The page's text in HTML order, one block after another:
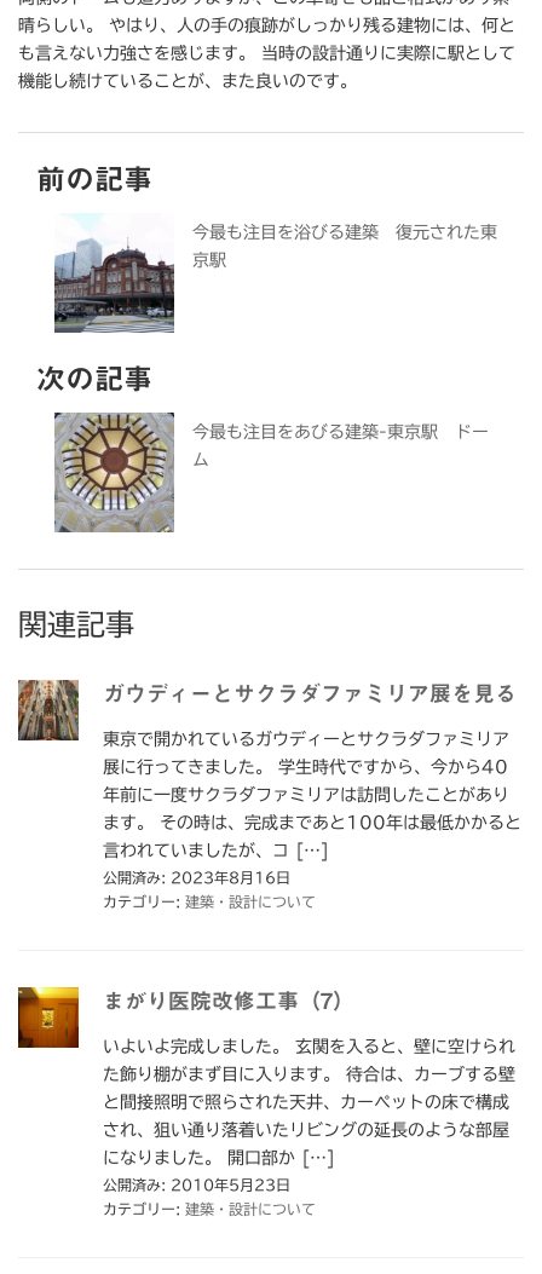
晴らしい。 やはり、人の手の痕跡がしっかり残る建物には、何と
も言えない力強さを感じます。 当時の設計通りに実際に駅として
機能し続けていることが、また良いのです。
前の記事
今最も注目を浴びる建築 復元された東
京駅
次の記事
今最も注目をあびる建築-東京駅 ドー
ム
関連記事
ガウディーとサクラダファミリア展を見る
東京で開かれているガウディーとサクラダファミリア
展に行ってきました。 学生時代ですから、今から40
年前に一度サクラダファミリアは訪問したことがあり
ます。 その時は、完成まであと100年は最低かかると
言われていましたが、コ […]
公開済み: 2023年8月16日
カテゴリー: 建築・設計について
まがり医院改修工事（7）
いよいよ完成しました。 玄関を入ると、壁に空けられ
た飾り棚がまず目に入ります。 待合は、カーブする壁
と間接照明で照らされた天井、カーペットの床で構成
され、狙い通り落着いたリビングの延長のような部屋
になりました。 開口部か […]
公開済み: 2010年5月23日
カテゴリー: 建築・設計について